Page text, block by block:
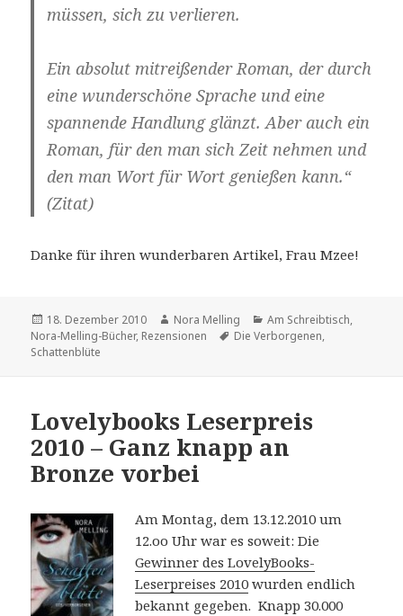
müssen, sich zu verlieren.
Ein absolut mitreißender Roman, der durch
eine wunderschöne Sprache und eine
spannende Handlung glänzt. Aber auch ein
Roman, für den man sich Zeit nehmen und
den man Wort für Wort genießen kann.“
(Zitat)
Danke für ihren wunderbaren Artikel, Frau Mzee!
Veröffentlicht
am
18. Dezember 2010 Autor
Nora Melling Kategorien
Am Schreibtisch,
Nora-Melling-Bücher, Rezensionen Schlagwörter
Die Verborgenen,
Schattenblüte
Lovelybooks Leserpreis
2010 – Ganz knapp an
Bronze vorbei
Am Montag, dem 13.12.2010 um
12.oo Uhr war es soweit: Die
Gewinner des LovelyBooks-
Leserpreises 2010 wurden endlich
bekannt gegeben. Knapp 30.000